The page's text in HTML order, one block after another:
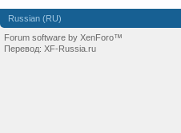
Russian (RU)
Forum software by XenForo™
Перевод: XF-Russia.ru